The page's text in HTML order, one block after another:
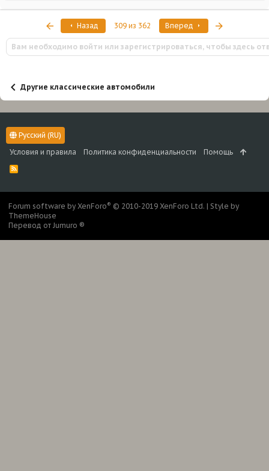
а
и
и
:
ПервыйНазад 309 из 362 Вперед
Вам необходимо войти или зарегистрироваться, чтобы здесь
Другие классические автомобили
Русский (RU)
Условия и правила
Политика конфиденциальности Помощь
R
Forum software by XenForo® © 2010-2019 XenForo Ltd. | Style by
ThemeHouse
Перевод от Jumuro ®